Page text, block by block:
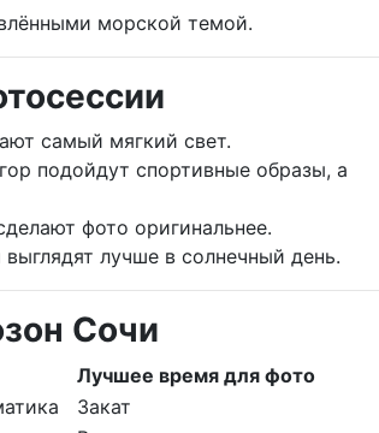
морской темой.
самый мягкий свет.
подойдут спортивные образы, а
фото оригинальнее.
лучше в солнечный день.
Сочи
Лучшее время для фото
Закат